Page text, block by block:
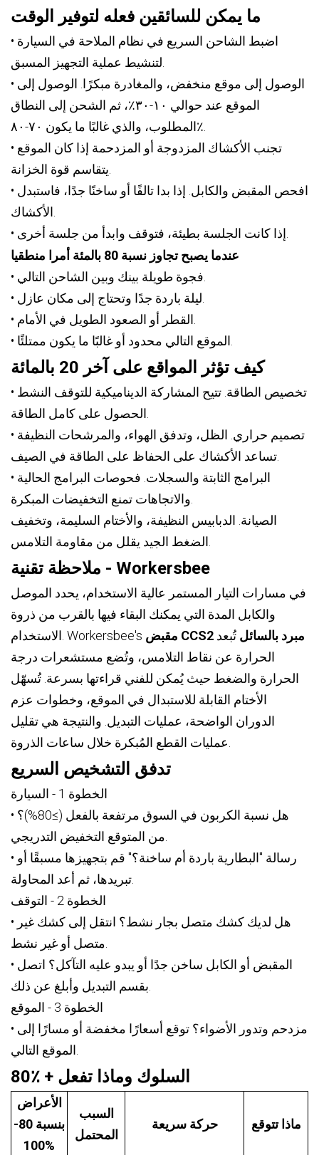
ما يمكن للسائقين فعله لتوفير الوقت
• اضبط الشاحن السريع في نظام الملاحة في السيارة
• الوصول إلى موقع منخفض، والمغادرة مبكرًا. الوصول إلى
الموقع عند حوالي ١٠-٣٠٪، ثم الشحن إلى النطاق
المطلوب، والذي غالبًا ما يكون ٧٠-٨٠٪.
• تجنب الأكشاك المزدوجة أو المزدحمة إذا كان الموقع
• افحص المقبض والكابل. إذا بدا تالفًا أو ساخنًا جدًا، فاستبدل
عندما يصبح تجاوز نسبة 80 بالمئة أمرا منطقيا
كيف تؤثر المواقع على آخر 20 بالمائة
• تخصيص الطاقة. تتيح المشاركة الديناميكية للتوقف النشط
• تصميم حراري. الظل، وتدفق الهواء، والمرشحات النظيفة
• البرامج الثابتة والسجلات. فحوصات البرامج الحالية
الصيانة. الدبابيس النظيفة، والأختام السليمة، وتخفيف
ملاحظة تقنية - Workersbee
في مسارات التيار المستمر عالية الاستخدام، يحدد الموصل
والكابل المدة التي يمكنك البقاء فيها بالقرب من ذروة
الاستخدام. Workersbee's
مقبض CCS2 مبرد بالسائل تُبعد
الحرارة عن نقاط التلامس، وتُضع مستشعرات درجة
الحرارة والضغط حيث يُمكن للفني قراءتها بسرعة. تُسهّل
الأختام القابلة للاستبدال في الموقع، وخطوات عزم
الدوران الواضحة، عمليات التبديل. والنتيجة هي تقليل
تدفق التشخيص السريع
الخطوة 1 - السيارة
• هل نسبة الكربون في السوق مرتفعة بالفعل (≥80%)؟
• رسالة "البطارية باردة أم ساخنة؟" قم بتجهيزها مسبقًا أو
الخطوة 2 - التوقف
• هل لديك كشك متصل بجار نشط؟ انتقل إلى كشك غير
• المقبض أو الكابل ساخن جدًا أو يبدو عليه التآكل؟ اتصل
الخطوة 3 - الموقع
• مزدحم وتدور الأضواء؟ توقع أسعارًا مخفضة أو مسارًا إلى
80٪ + السلوك وماذا تفعل
الأعراض
بنسبة 80-
100%
السبب
المحتمل
حركة سريعة ماذا تتوقع